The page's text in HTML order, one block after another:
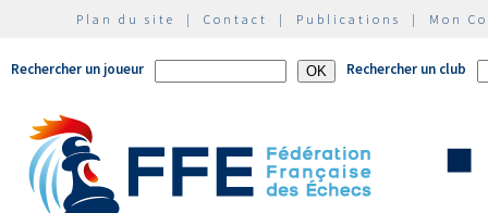
Plan du site | Contact | Publications | Mon
Rechercher un joueur Rechercher un club